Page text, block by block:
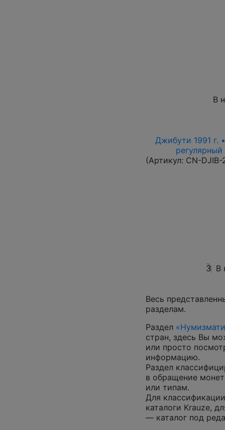
В
Джибути 1991 г.
(Артикул: CN-DJIB-
3 В
Весь
разделам.
Раздел
стран, здесь Вы
или просто
информацию.
Раздел
в обращение
или типам.
Для
каталоги Krauze,
— каталог под